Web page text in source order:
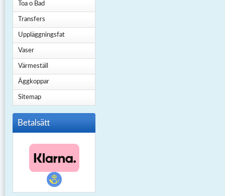
Toa o Bad
Transfers
Uppläggningsfat
Vaser
Värmeställ
Äggkoppar
Sitemap
Betalsätt